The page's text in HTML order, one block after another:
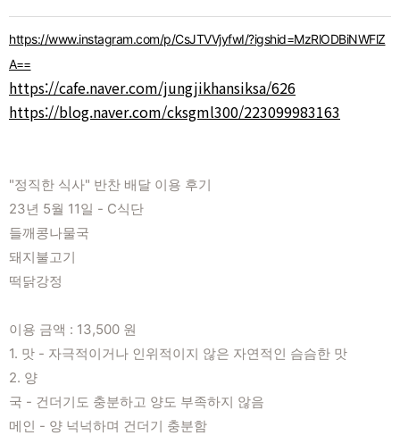
https://www.instagram.com/p/CsJTVVjyfwI/?igshid=MzRlODBiNWFlZ
A==
https://cafe.naver.com/jungjikhansiksa/626
https://blog.naver.com/cksgml300/223099983163
"정직한 식사" 반찬 배달 이용 후기
23년 5월 11일 - C식단
들깨콩나물국
돼지불고기
떡닭강정
이용 금액 : 13,500 원
1. 맛 - 자극적이거나 인위적이지 않은 자연적인 슴슴한 맛
2. 양
국 - 건더기도 충분하고 양도 부족하지 않음
메인 - 양 넉넉하며 건더기 충분함